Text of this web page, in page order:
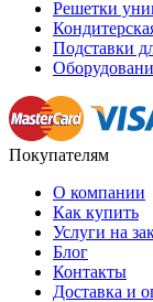
Решетки
Подставки
Покупателям
О компании
Как купить
Услуги на
Блог
Контакты
Доставка и